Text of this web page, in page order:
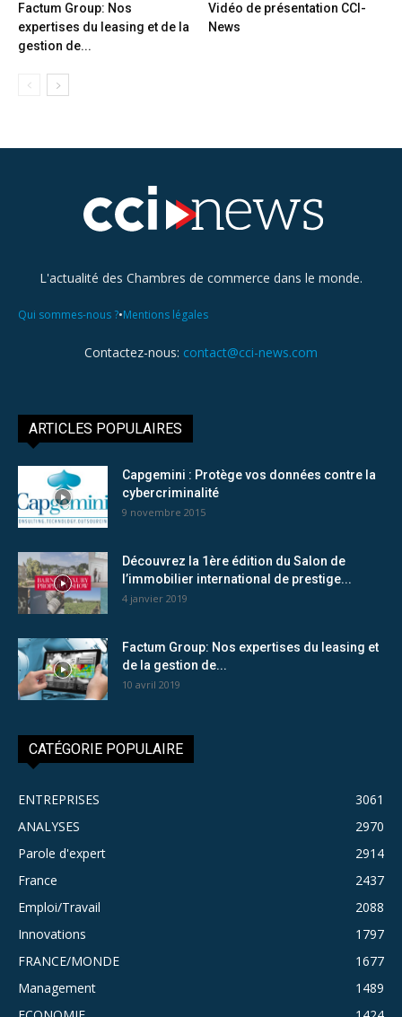
Factum Group: Nos
expertises du leasing et de la
gestion de...
Vidéo de présentation CCI-
News
L'actualité des Chambres de commerce dans le monde.
Qui sommes-nous ?•Mentions légales
Contactez-nous: contact@cci-news.com
ARTICLES POPULAIRES
Capgemini : Protège vos données contre la
cybercriminalité
9 novembre 2015
Découvrez la 1ère édition du Salon de
l’immobilier international de prestige...
4 janvier 2019
Factum Group: Nos expertises du leasing et
de la gestion de...
10 avril 2019
CATÉGORIE POPULAIRE
ENTREPRISES
3061
ANALYSES
2970
Parole d'expert
2914
France
2437
Emploi/Travail
2088
Innovations
1797
FRANCE/MONDE
1677
Management
1489